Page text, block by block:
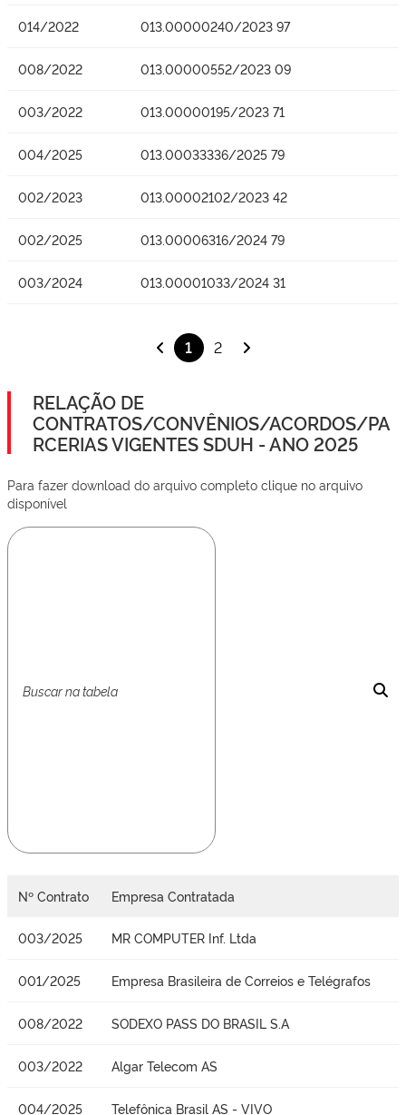
014/2022 013.00000240/2023 97
008/2022 013.00000552/2023 09
003/2022 013.00000195/2023 71
004/2025 013.00033336/2025 79
002/2023 013.00002102/2023 42
002/2025 013.00006316/2024 79
003/2024 013.00001033/2024 31
1 2
RELAÇÃO DE
CONTRATOS/CONVÊNIOS/ACORDOS/PA
RCERIAS VIGENTES SDUH - ANO 2025
Para fazer download do arquivo completo clique no arquivo
disponível
Nº Contrato Empresa Contratada
003/2025 MR COMPUTER Inf. Ltda
001/2025 Empresa Brasileira de Correios e Telégrafos
008/2022 SODEXO PASS DO BRASIL S.A
003/2022 Algar Telecom AS
004/2025 Telefônica Brasil AS - VIVO